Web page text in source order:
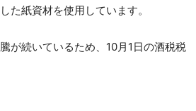
た紙資材を使用しています。
が続いているため、10月1日の酒税税